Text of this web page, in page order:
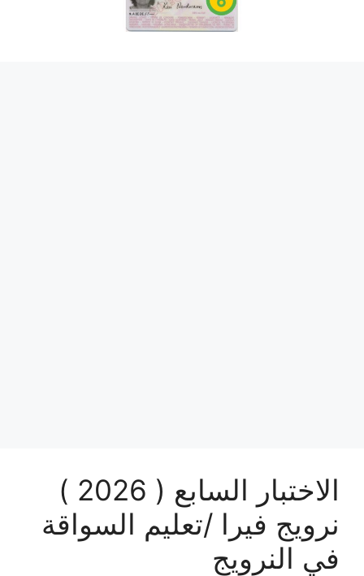
الاختبار السابع ( 2026 )
نرويج فيرا /تعليم السواقة
في النرويج